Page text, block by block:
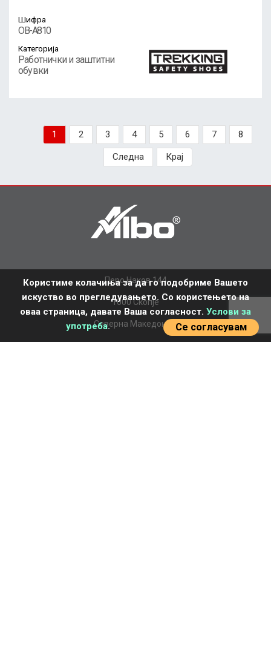
Шифра
OB-A810
Категорија
Работнички и заштитни
обувки
1 2 3 4 5 6 7 8
Следна Крај
Перо Наков 144
1000 Скопје
Северна Македонија
Користиме колачиња за да го подобриме Вашето
искуство во прегледувањето. Со користењето на
оваа страница, давате Ваша согласност. Услови за
употреба. Се согласувам